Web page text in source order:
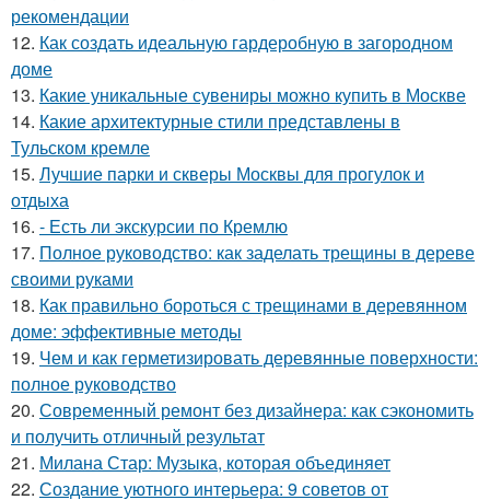
рекомендации
12. Как создать идеальную гардеробную в загородном
доме
13. Какие уникальные сувениры можно купить в Москве
14. Какие архитектурные стили представлены в
Тульском кремле
15. Лучшие парки и скверы Москвы для прогулок и
отдыха
16. - Есть ли экскурсии по Кремлю
17. Полное руководство: как заделать трещины в дереве
своими руками
18. Как правильно бороться с трещинами в деревянном
доме: эффективные методы
19. Чем и как герметизировать деревянные поверхности:
полное руководство
20. Современный ремонт без дизайнера: как сэкономить
и получить отличный результат
21. Милана Стар: Музыка, которая объединяет
22. Создание уютного интерьера: 9 советов от